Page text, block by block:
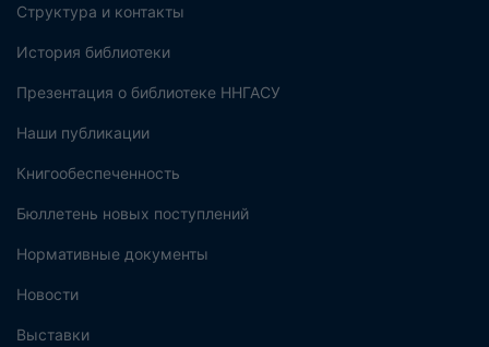
Структура и контакты
История библиотеки
Презентация о библиотеке ННГАСУ
Наши публикации
Книгообеспеченность
Бюллетень новых поступлений
Нормативные документы
Новости
Выставки